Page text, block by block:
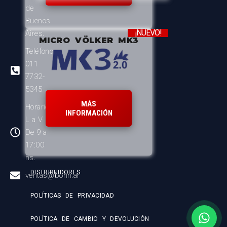
de
Buenos
Aires.
Teléfono:
011
7732-
5345
Horario:
L a V
De 9 a
17:00
hs.
ventas@bohn.ar
MICRO VÖLKER MK3
¡NUEVO!
MÁS
INFORMACIÓN
DISTRIBUIDORES
POLÍTICAS DE PRIVACIDAD
POLÍTICA DE CAMBIO Y DEVOLUCIÓN